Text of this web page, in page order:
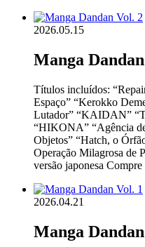
2026.05.15
Manga
Títulos incluídos:
Espaço” “Kerokko
Lutador” “KAIDAN”
“HIKONA” “Agência
Objetos” “Hatch, o
Operação Milagrosa de
versão japonesa
2026.04.21
Manga